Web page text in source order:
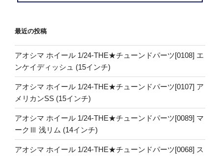
最近の投稿
アオシマ ホイール 1/24-THE★チューンドパーツ[0108] エ
ンケイディッシュ (15インチ)
アオシマ ホイール 1/24-THE★チューンドパーツ[0107] ア
メリカンSS (15インチ)
アオシマ ホイール 1/24-THE★チューンドパーツ[0089] マ
ークⅢ 浅リム (14インチ)
アオシマ ホイール 1/24-THE★チューンドパーツ[0068] ス